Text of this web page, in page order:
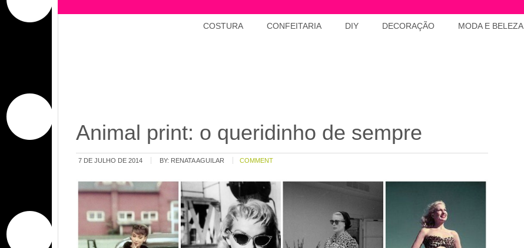
COSTURA CONFEITARIA DIY DECORAÇÃO MODA E BELEZA
Animal print: o queridinho de sempre
7 DE JULHO DE 2014 BY: RENATA AGUILAR COMMENT